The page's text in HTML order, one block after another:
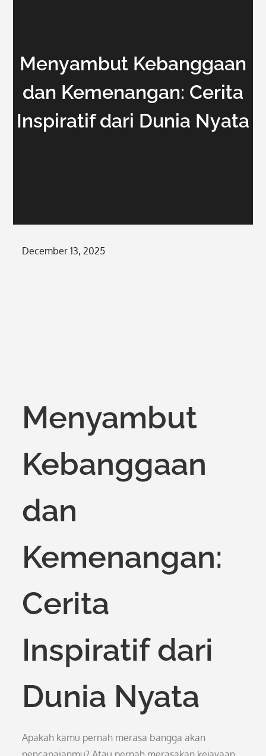
Menyambut Kebanggaan
dan Kemenangan: Cerita
Inspiratif dari Dunia Nyata
Posted
December 13, 2025
Menyambut
Kebanggaan
dan
Kemenangan:
Cerita
Inspiratif dari
Dunia Nyata
Apakah kamu pernah merasa bangga akan